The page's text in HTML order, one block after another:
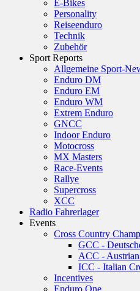
E-Bikes
Personality
Reiseenduro
Technik
Zubehör
Sport Reports
Allgemeine Sport-
Enduro DM
Enduro EM
Enduro WM
Extrem Enduro
GNCC
Indoor Enduro
Motocross
MX Masters
Race-Events
Rallye
Supercross
XCC
Radio Fahrerlager
Events
Cross Country
GCC -
ACC -
ICC - Italian
Incentives
Enduro One